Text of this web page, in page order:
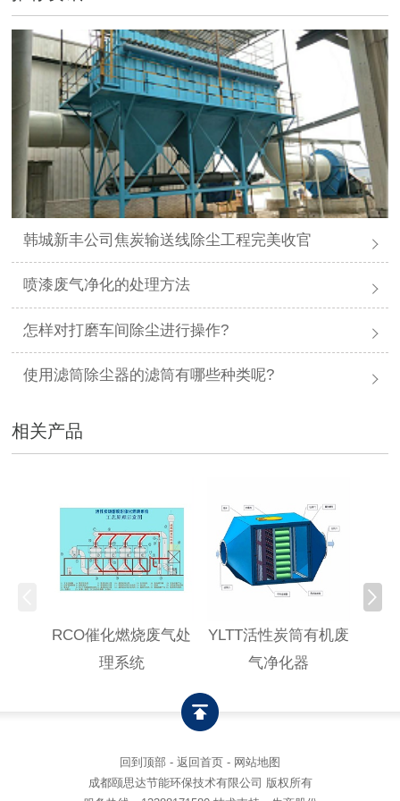
韩城新丰公司焦炭输送线除尘工程完美收官
喷漆废气净化的处理方法
怎样对打磨车间除尘进行操作?
使用滤筒除尘器的滤筒有哪些种类呢?
相关产品
RCO催化燃烧废气处
理系统
YLTT活性炭筒有机废
气净化器
回到顶部 - 返回首页 - 网站地图
成都颐思达节能环保技术有限公司 版权所有